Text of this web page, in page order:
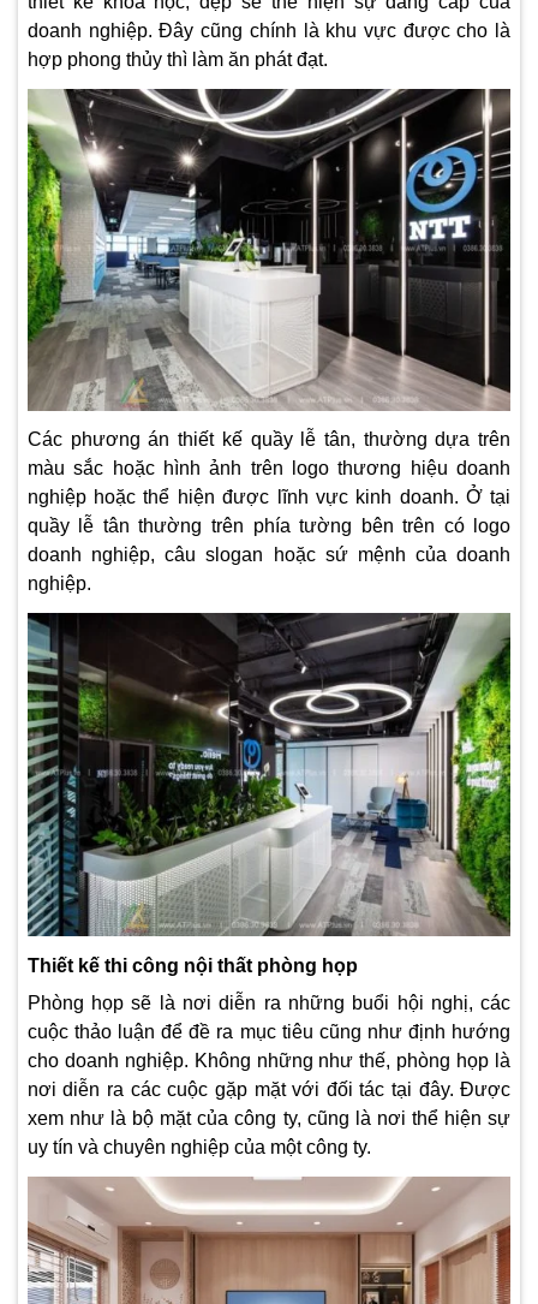
doanh nghiệp. Đây cũng chính là khu vực được cho là
hợp phong thủy thì làm ăn phát đạt.
Các phương án thiết kế quầy lễ tân, thường dựa trên
màu sắc hoặc hình ảnh trên logo thương hiệu doanh
nghiệp hoặc thể hiện được lĩnh vực kinh doanh. Ở tại
quầy lễ tân thường trên phía tường bên trên có logo
doanh nghiệp, câu slogan hoặc sứ mệnh của doanh
nghiệp.
Thiết kế thi công nội thất phòng họp
Phòng họp sẽ là nơi diễn ra những buổi hội nghị, các
cuộc thảo luận để đề ra mục tiêu cũng như định hướng
cho doanh nghiệp. Không những như thế, phòng họp là
nơi diễn ra các cuộc gặp mặt với đối tác tại đây. Được
xem như là bộ mặt của công ty, cũng là nơi thể hiện sự
uy tín và chuyên nghiệp của một công ty.